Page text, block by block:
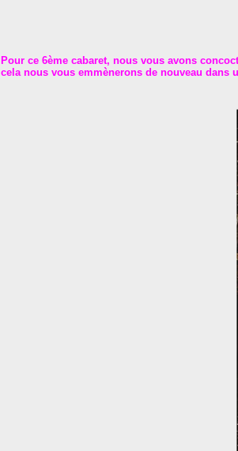
Pour ce 6ème cabaret, nous vous avons
cela nous vous emmènerons de nouveau